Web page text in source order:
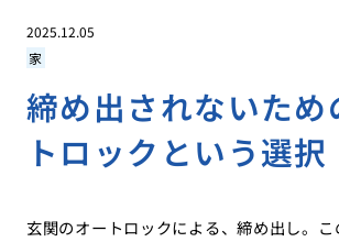
2025.12.05
家
締め出されないため
トロックという選択
玄関のオートロックによる、締め出し。こ